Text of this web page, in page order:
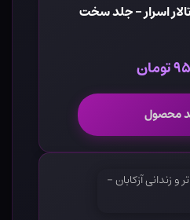
اسرار - جلد سخت
محصول